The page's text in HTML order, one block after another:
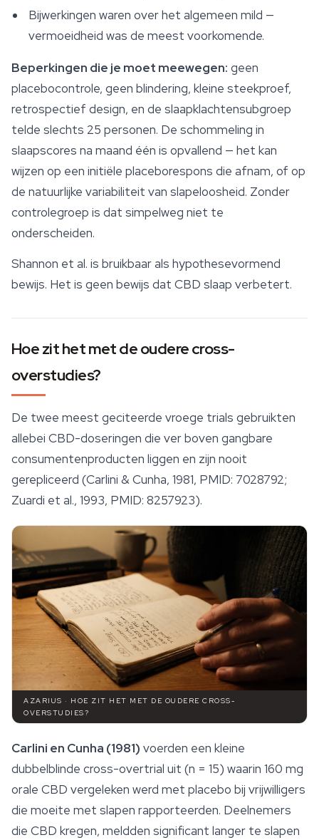
Bijwerkingen waren over het algemeen mild —
vermoeidheid was de meest voorkomende.
Beperkingen die je moet meewegen: geen
placebocontrole, geen blindering, kleine steekproef,
retrospectief design, en de slaapklachtensubgroep
telde slechts 25 personen. De schommeling in
slaapscores na maand één is opvallend — het kan
wijzen op een initiële placeborespons die afnam, of op
de natuurlijke variabiliteit van slapeloosheid. Zonder
controlegroep is dat simpelweg niet te
onderscheiden.
Shannon et al. is bruikbaar als hypothesevormend
bewijs. Het is geen bewijs dat CBD slaap verbetert.
Hoe zit het met de oudere cross-
overstudies?
De twee meest geciteerde vroege trials gebruikten
allebei CBD-doseringen die ver boven gangbare
consumentenproducten liggen en zijn nooit
gerepliceerd (Carlini & Cunha, 1981, PMID: 7028792;
Zuardi et al., 1993, PMID: 8257923).
AZARIUS · HOE ZIT HET MET DE OUDERE CROSS-
OVERSTUDIES?
Carlini en Cunha (1981) voerden een kleine
dubbelblinde cross-overtrial uit (n = 15) waarin 160 mg
orale CBD vergeleken werd met placebo bij vrijwilligers
die moeite met slapen rapporteerden. Deelnemers
die CBD kregen, meldden significant langer te slapen